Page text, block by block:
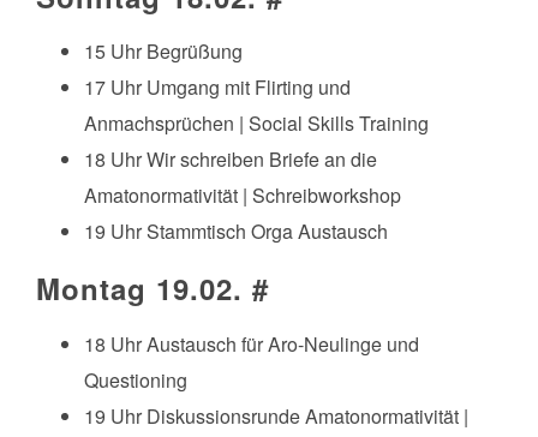
15 Uhr Begrüßung
17 Uhr Umgang mit Flirting und
Anmachsprüchen | Social Skills Training
18 Uhr Wir schreiben Briefe an die
Amatonormativität | Schreibworkshop
19 Uhr Stammtisch Orga Austausch
Montag 19.02. #
18 Uhr Austausch für Aro-Neulinge und
Questioning
19 Uhr Diskussionsrunde Amatonormativität |